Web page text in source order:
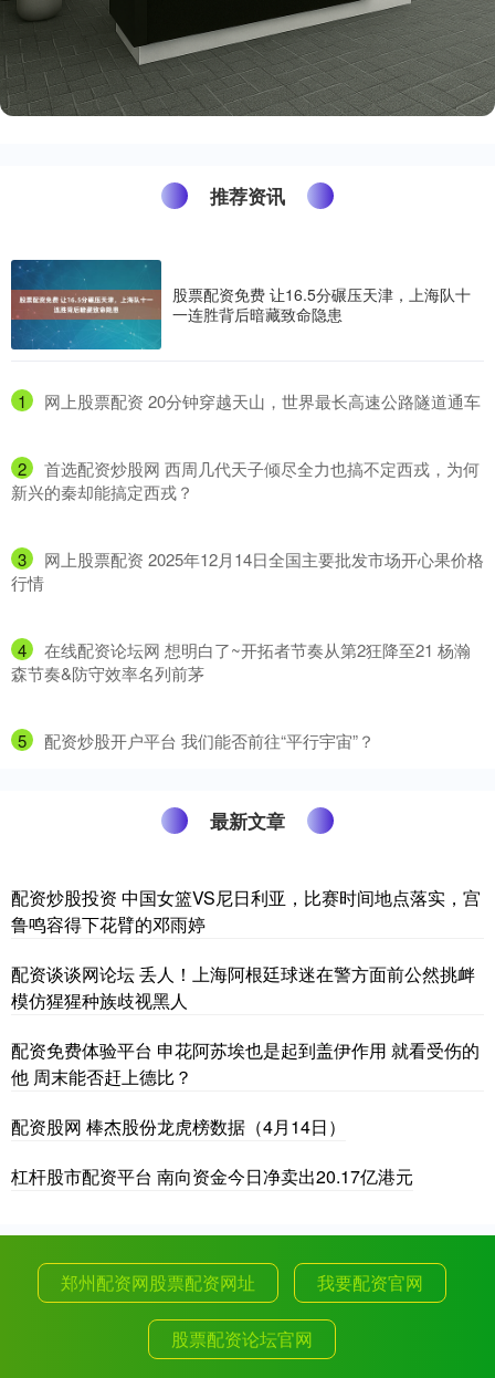
推荐资讯
股票配资免费 让16.5分碾压天津，上海队十
一连胜背后暗藏致命隐患
1 ​网上股票配资 20分钟穿越天山，世界最长高速公路隧道通车
2
​首选配资炒股网 西周几代天子倾尽全力也搞不定西戎，为何
新兴的秦却能搞定西戎？
3
​网上股票配资 2025年12月14日全国主要批发市场开心果价格
行情
4
​在线配资论坛网 想明白了~开拓者节奏从第2狂降至21 杨瀚
森节奏&防守效率名列前茅
5 ​配资炒股开户平台 我们能否前往“平行宇宙”？
最新文章
配资炒股投资 中国女篮VS尼日利亚，比赛时间地点落实，宫
鲁鸣容得下花臂的邓雨婷
配资谈谈网论坛 丢人！上海阿根廷球迷在警方面前公然挑衅
模仿猩猩种族歧视黑人
配资免费体验平台 申花阿苏埃也是起到盖伊作用 就看受伤的
他 周末能否赶上德比？
配资股网 棒杰股份龙虎榜数据（4月14日）
杠杆股市配资平台 南向资金今日净卖出20.17亿港元
郑州配资网股票配资网址 我要配资官网
股票配资论坛官网